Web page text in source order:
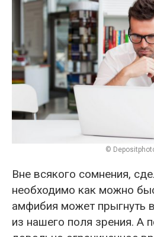
©
Вне всякого сомнения,
необходимо как можно
амфибия может прыгнуть
из нашего поля зрения. А